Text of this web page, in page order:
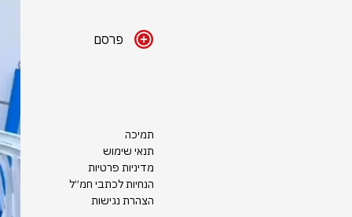
פרסם
תמיכה
תנאי שימוש
מדיניות פרטיות
הנחיות לכתבי חמ״ל
הצהרת נגישות